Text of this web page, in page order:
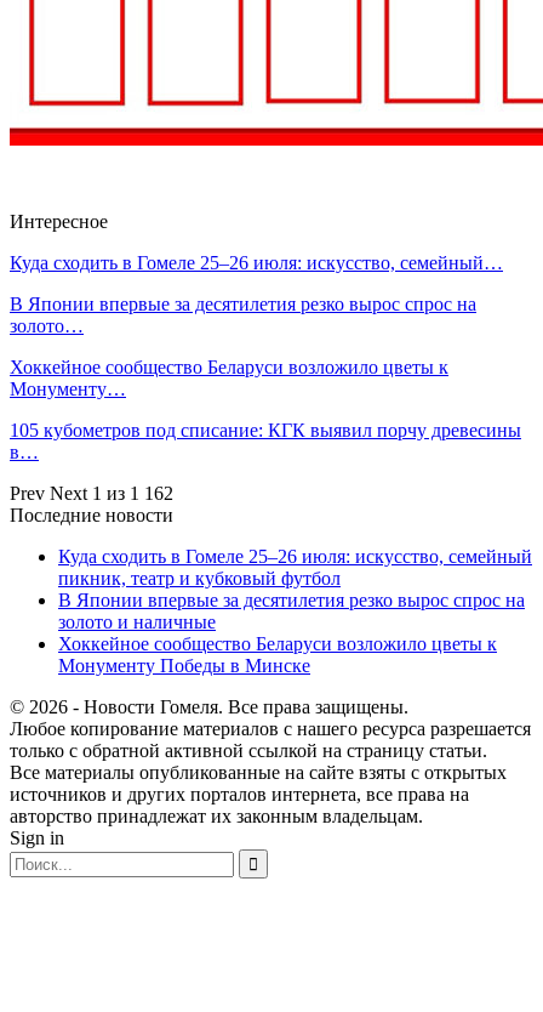
Интересное
Куда сходить в Гомеле 25–26 июля: искусство, семейный…
В Японии впервые за десятилетия резко вырос спрос на
золото…
Хоккейное сообщество Беларуси возложило цветы к
Монументу…
105 кубометров под списание: КГК выявил порчу древесины
в…
Prev Next 1 из 1 162
Последние новости
Куда сходить в Гомеле 25–26 июля: искусство, семейный
пикник, театр и кубковый футбол
В Японии впервые за десятилетия резко вырос спрос на
золото и наличные
Хоккейное сообщество Беларуси возложило цветы к
Монументу Победы в Минске
© 2026 - Новости Гомеля. Все права защищены.
Любое копирование материалов с нашего ресурса разрешается
только с обратной активной ссылкой на страницу статьи.
Все материалы опубликованные на сайте взяты с открытых
источников и других порталов интернета, все права на
авторство принадлежат их законным владельцам.
Sign in